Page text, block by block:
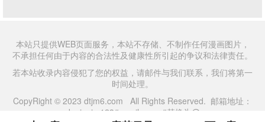
本站只提供WEB页面服务，本站不存储、不制作任何漫画图片，
不承担任何由于内容的合法性及健康性所引起的争议和法律责任。
若本站收录内容侵犯了您的权益，请邮件与我们联系，我们将第一
时间处理。
CopyRight © 2023 dtjm6.com All Rights Reserved. 邮箱地址：
daniaojm123#gmail.com #替换为@